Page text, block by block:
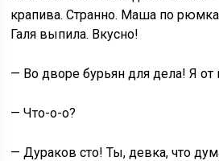
крапива. Странно. Маша по
Галя выпила. Вкусно!
— Во дворе бурьян для дела! Я
— Что-о-о?
— Дураков сто! Ты, девка, что